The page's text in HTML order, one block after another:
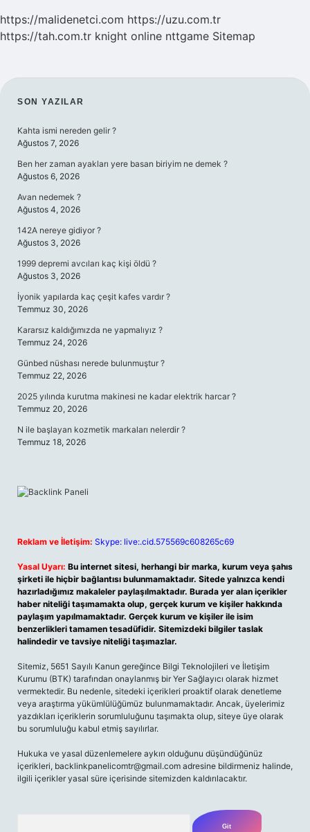
https://malidenetci.com https://uzu.com.tr
https://tah.com.tr knight online nttgame Sitemap
SIDEBAR
SON YAZILAR
Kahta ismi nereden gelir ?
Ağustos 7, 2026
Ben her zaman ayakları yere basan biriyim ne demek ?
Ağustos 6, 2026
Avan nedemek ?
Ağustos 4, 2026
142A nereye gidiyor ?
Ağustos 3, 2026
1999 depremi avcıları kaç kişi öldü ?
Ağustos 3, 2026
İyonik yapılarda kaç çeşit kafes vardır ?
Temmuz 30, 2026
Kararsız kaldığımızda ne yapmalıyız ?
Temmuz 24, 2026
Günbed nüshası nerede bulunmuştur ?
Temmuz 22, 2026
2025 yılında kurutma makinesi ne kadar elektrik harcar ?
Temmuz 20, 2026
N ile başlayan kozmetik markaları nelerdir ?
Temmuz 18, 2026
Reklam ve İletişim: Skype: live:.cid.575569c608265c69
Yasal Uyarı: Bu internet sitesi, herhangi bir marka, kurum veya şahıs
şirketi ile hiçbir bağlantısı bulunmamaktadır. Sitede yalnızca kendi
hazırladığımız makaleler paylaşılmaktadır. Burada yer alan içerikler
haber niteliği taşımamakta olup, gerçek kurum ve kişiler hakkında
paylaşım yapılmamaktadır. Gerçek kurum ve kişiler ile isim
benzerlikleri tamamen tesadüfidir. Sitemizdeki bilgiler taslak
halindedir ve tavsiye niteliği taşımazlar.
Sitemiz, 5651 Sayılı Kanun gereğince Bilgi Teknolojileri ve İletişim
Kurumu (BTK) tarafından onaylanmış bir Yer Sağlayıcı olarak hizmet
vermektedir. Bu nedenle, sitedeki içerikleri proaktif olarak denetleme
veya araştırma yükümlülüğümüz bulunmamaktadır. Ancak, üyelerimiz
yazdıkları içeriklerin sorumluluğunu taşımakta olup, siteye üye olarak
bu sorumluluğu kabul etmiş sayılırlar.
Hukuka ve yasal düzenlemelere aykırı olduğunu düşündüğünüz
içerikleri, backlinkpanelicomtr@gmail.com adresine bildirmeniz halinde,
ilgili içerikler yasal süre içerisinde sitemizden kaldırılacaktır.